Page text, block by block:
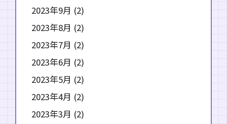
2023年9月 (2)
2023年8月 (2)
2023年7月 (2)
2023年6月 (2)
2023年5月 (2)
2023年4月 (2)
2023年3月 (2)